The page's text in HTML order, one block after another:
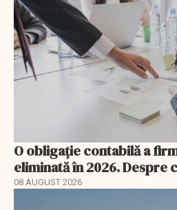
O obligație contabilă a
eliminată în 2026. Despre
08 AUGUST 2026